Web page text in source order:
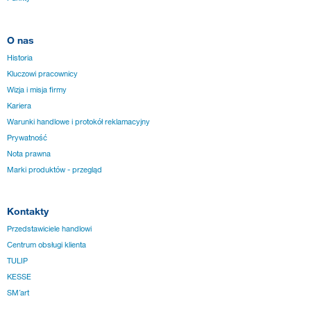
O nas
Historia
Kluczowi pracownicy
Wizja i misja firmy
Kariera
Warunki handlowe i protokół reklamacyjny
Prywatność
Nota prawna
Marki produktów - przegląd
Kontakty
Przedstawiciele handlowi
Centrum obsługi klienta
TULIP
KESSE
SM´art